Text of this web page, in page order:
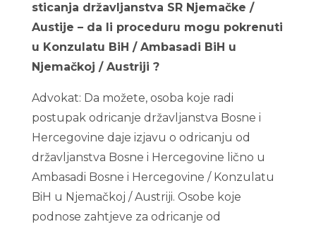
sticanja državljanstva SR Njemačke /
Austije – da li proceduru mogu pokrenuti
u Konzulatu BiH / Ambasadi BiH u
Njemačkoj / Austriji ?
Advokat: Da možete, osoba koje radi
postupak odricanje državljanstva Bosne i
Hercegovine daje izjavu o odricanju od
državljanstva Bosne i Hercegovine lično u
Ambasadi Bosne i Hercegovine / Konzulatu
BiH u Njemačkoj / Austriji. Osobe koje
podnose zahtjeve za odricanje od